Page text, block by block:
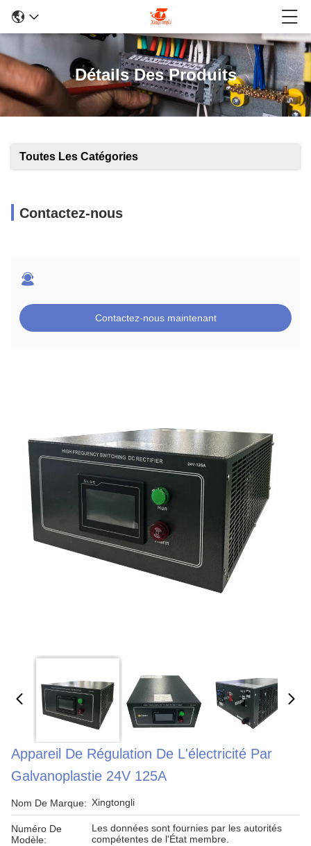
Détails Des Produits
Toutes Les Catégories
Contactez-nous
Contactez-nous maintenant
Appareil De Régulation De L'électricité Par
Galvanoplastie 24V 125A
Nom De Marque: Xingtongli
Numéro De
Modèle:
Les données sont fournies par les autorités
compétentes de l'État membre.